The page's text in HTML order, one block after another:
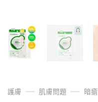
護膚 肌膚問題
暗瘡